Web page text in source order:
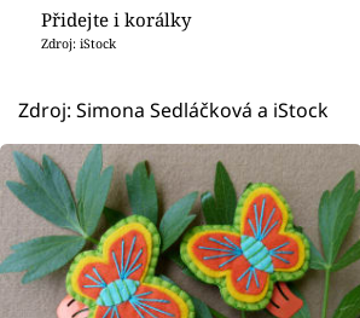
Přidejte i korálky
Zdroj: iStock
Zdroj: Simona Sedláčková a iStock